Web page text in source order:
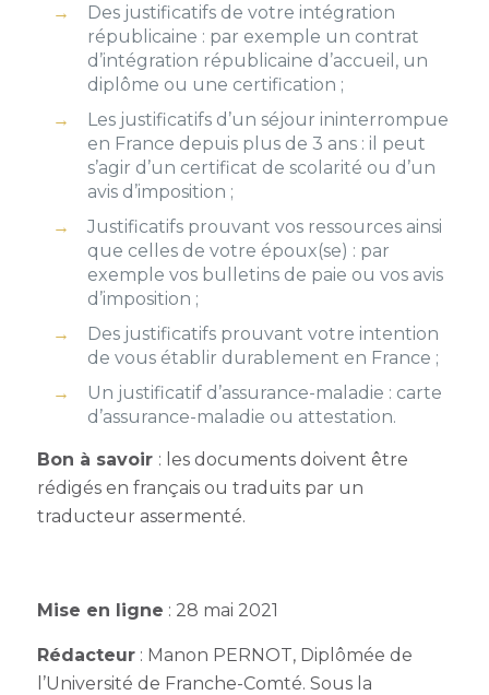
Des justificatifs de votre intégration
républicaine : par exemple un contrat
d’intégration républicaine d’accueil, un
diplôme ou une certification ;
Les justificatifs d’un séjour ininterrompue
en France depuis plus de 3 ans : il peut
s’agir d’un certificat de scolarité ou d’un
avis d’imposition ;
Justificatifs prouvant vos ressources ainsi
que celles de votre époux(se) : par
exemple vos bulletins de paie ou vos avis
d’imposition ;
Des justificatifs prouvant votre intention
de vous établir durablement en France ;
Un justificatif d’assurance-maladie : carte
d’assurance-maladie ou attestation.
Bon à savoir : les documents doivent être
rédigés en français ou traduits par un
traducteur assermenté.
Mise en ligne : 28 mai 2021
Rédacteur: Manon PERNOT, Diplômée de
l’Université de Franche-Comté. Sous la